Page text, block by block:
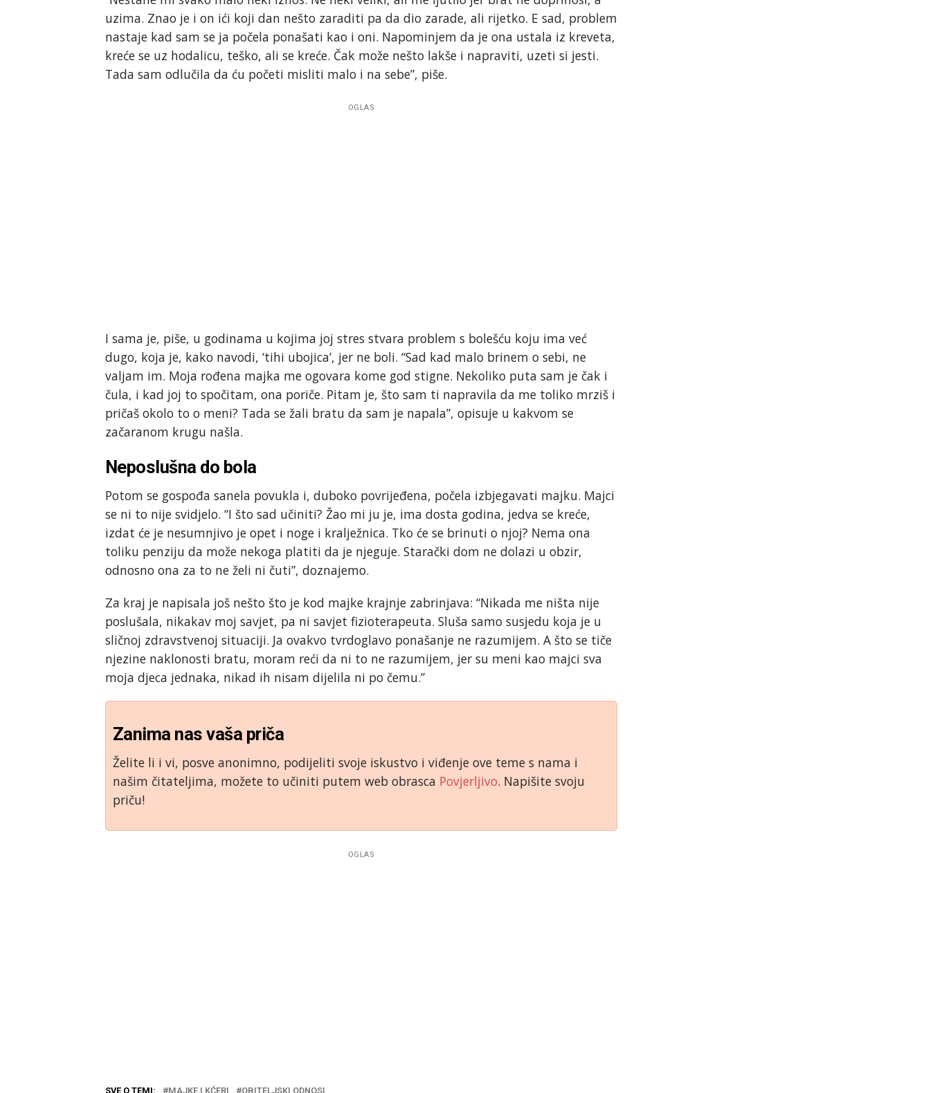
uzima. Znao je i on ići koji dan nešto zaraditi pa da dio zarade, ali rijetko. E sad, problem
nastaje kad sam se ja počela ponašati kao i oni. Napominjem da je ona ustala iz kreveta,
kreće se uz hodalicu, teško, ali se kreće. Čak može nešto lakše i napraviti, uzeti si jesti.
Tada sam odlučila da ću početi misliti malo i na sebe”, piše.
OGLAS
I sama je, piše, u godinama u kojima joj stres stvara problem s bolešću koju ima već
dugo, koja je, kako navodi, ‘tihi ubojica’, jer ne boli. “Sad kad malo brinem o sebi, ne
valjam im. Moja rođena majka me ogovara kome god stigne. Nekoliko puta sam je čak i
čula, i kad joj to spočitam, ona poriče. Pitam je, što sam ti napravila da me toliko mrziš i
pričaš okolo to o meni? Tada se žali bratu da sam je napala”, opisuje u kakvom se
začaranom krugu našla.
Neposlušna do bola
Potom se gospođa sanela povukla i, duboko povrijeđena, počela izbjegavati majku. Majci
se ni to nije svidjelo. “I što sad učiniti? Žao mi ju je, ima dosta godina, jedva se kreće,
izdat će je nesumnjivo je opet i noge i kralježnica. Tko će se brinuti o njoj? Nema ona
toliku penziju da može nekoga platiti da je njeguje. Starački dom ne dolazi u obzir,
odnosno ona za to ne želi ni čuti”, doznajemo.
Za kraj je napisala još nešto što je kod majke krajnje zabrinjava: “Nikada me ništa nije
poslušala, nikakav moj savjet, pa ni savjet fizioterapeuta. Sluša samo susjedu koja je u
sličnoj zdravstvenoj situaciji. Ja ovakvo tvrdoglavo ponašanje ne razumijem. A što se tiče
njezine naklonosti bratu, moram reći da ni to ne razumijem, jer su meni kao majci sva
moja djeca jednaka, nikad ih nisam dijelila ni po čemu.”
Zanima nas vaša priča
Želite li i vi, posve anonimno, podijeliti svoje iskustvo i viđenje ove teme s nama i
našim čitateljima, možete to učiniti putem web obrasca Povjerljivo. Napišite svoju
priču!
OGLAS
SVE O TEMI: MAJKE I KĆERI OBITELJSKI ODNOSI